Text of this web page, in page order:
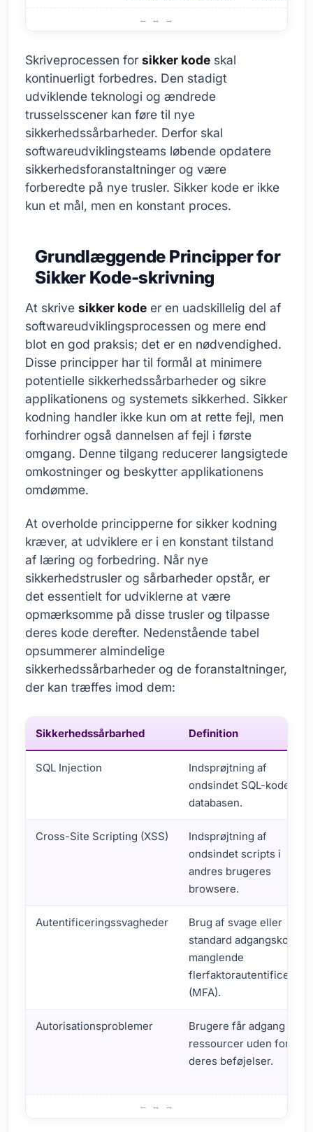
Skriveprocessen for sikker kode skal
kontinuerligt forbedres. Den stadigt
udviklende teknologi og ændrede
trusselsscener kan føre til nye
sikkerhedssårbarheder. Derfor skal
softwareudviklingsteams løbende opdatere
sikkerhedsforanstaltninger og være
forberedte på nye trusler. Sikker kode er ikke
kun et mål, men en konstant proces.
Grundlæggende Principper for
Sikker Kode-skrivning
At skrive sikker kode er en uadskillelig del af
softwareudviklingsprocessen og mere end
blot en god praksis; det er en nødvendighed.
Disse principper har til formål at minimere
potentielle sikkerhedssårbarheder og sikre
applikationens og systemets sikkerhed. Sikker
kodning handler ikke kun om at rette fejl, men
forhindrer også dannelsen af fejl i første
omgang. Denne tilgang reducerer langsigtede
omkostninger og beskytter applikationens
omdømme.
At overholde principperne for sikker kodning
kræver, at udviklere er i en konstant tilstand
af læring og forbedring. Når nye
sikkerhedstrusler og sårbarheder opstår, er
det essentielt for udviklerne at være
opmærksomme på disse trusler og tilpasse
deres kode derefter. Nedenstående tabel
opsummerer almindelige
sikkerhedssårbarheder og de foranstaltninger,
der kan træffes imod dem:
Sikkerhedssårbarhed Definition
SQL Injection
Indsprøjtning af
ondsindet SQL-kode i
databasen.
Cross-Site Scripting (XSS)
Indsprøjtning af
ondsindet scripts i
andres brugeres
browsere.
Autentificeringssvagheder
Brug af svage eller
standard adgangskoder,
manglende
flerfaktorautentificering
(MFA).
Autorisationsproblemer
Brugere får adgang til
ressourcer uden for
deres beføjelser.